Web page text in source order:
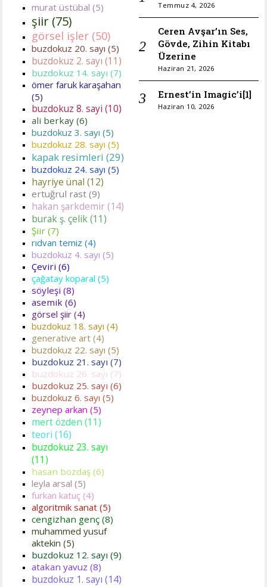
Temmuz 4, 2026
Ceren Avşar’ın Ses,
Gövde, Zihin Kitabı
Üzerine
Haziran 21, 2026
Ernest’in Imagic’i[1]
Haziran 10, 2026
murat üstübal (5)
şiir (75)
görsel işler (50)
buzdokuz 20. sayı (5)
buzdokuz 2. sayı (11)
buzdokuz 14. sayı (7)
ömer faruk karaşahan
(5)
buzdokuz 8. sayi (10)
ali berkay (6)
buzdokuz 3. sayı (5)
buzdokuz 28. sayı (5)
kapak resimleri (29)
buzdokuz 24. sayı (5)
hayriye ünal (12)
ertuğrul rast (9)
hakan şarkdemir (14)
burak ş. çelik (11)
Şiir (7)
rıdvan temiz (4)
buzdokuz 4. sayı (5)
Çeviri (6)
çağatay koparal (5)
söyleşi (8)
asemik (6)
görsel şiir (4)
buzdokuz 18. sayı (4)
generative art (4)
buzdokuz 22. sayı (5)
buzdokuz 21. sayı (7)
buzdokuz 26. sayı (7)
buzdokuz 25. sayı (6)
buzdokuz 6. sayı (5)
zeynep arkan (5)
mert özden (11)
teori (16)
buzdokuz 23. sayı
(11)
hasan bozdaş (6)
leyla arsal (5)
furkan katuç (4)
algoritmik sanat (5)
cengizhan genç (8)
muhammed yusuf
aktekin (5)
buzdokuz 12. sayı (9)
atakan yavuz (8)
buzdokuz 1. sayı (14)